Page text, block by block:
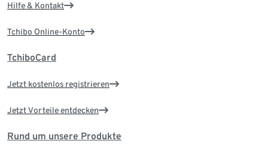
Hilfe & Kontakt
Tchibo Online-Konto
TchiboCard
Jetzt kostenlos registrieren
Jetzt Vorteile entdecken
Rund um unsere Produkte